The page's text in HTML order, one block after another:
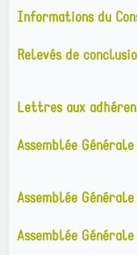
Informations du
Relevés de
Lettres aux
Assemblée
Assemblée
Assemblée